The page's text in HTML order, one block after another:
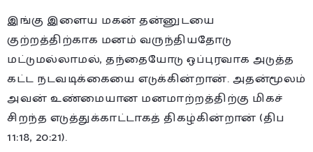
இங்கு இளைய மகன் தன்னுடயை
குற்றத்திற்காக மனம் வருந்தியதோடு
மட்டுமல்லாமல், தந்தையோடு ஒப்புரவாக அடுத்த
கட்ட நடவடிக்கையை எடுக்கின்றான். அதன்மூலம்
அவன் உண்மையான மனமாற்றத்திற்கு மிகச்
சிறந்த எடுத்துக்காட்டாகத் திகழ்கின்றான் (திப
11:18, 20:21).